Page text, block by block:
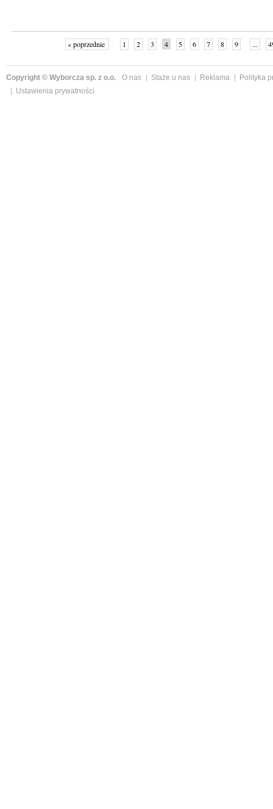
« poprzednie 1 2 3 4 5 6 7 8 9 ...
Copyright © Wyborcza sp. z o.o. O nas Staże u nas Reklama
Polityka
Ustawienia prywatności